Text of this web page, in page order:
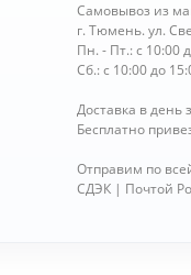
Самовывоз из
г. Тюмень. ул.
Пн. - Пт.: с 10:00
Сб.: с 10:00 до
Доставка в день
Бесплатно
Отправим по
СДЭК | Почтой